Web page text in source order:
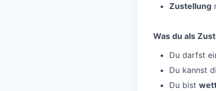
Zustellung
Was du als
Du darfst
Du kannst
Du bist